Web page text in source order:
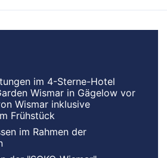
im 4-Sterne-Hotel
Wismar in Gägelow vor
Wismar inklusive
Frühstück
im Rahmen der